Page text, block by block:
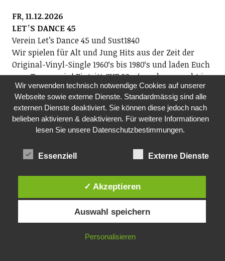
FR, 11.12.2026
LETʼS DANCE 45
Verein Letʼs Dance 45 und Sust1840
Wir spielen für Alt und Jung Hits aus der Zeit der
Original-Vinyl-Single 1960ʻs bis 1980ʻs und laden Euch
zum Tanzen ein! Eintritt CHF 20.- (epochengerecht in
bar).
20.00-00.00 Uhr, Sust 1840, Seestrasse 90, Wädenswil
MO, 14.12.2026
SHARED READING – AN WORTEN WACHSEN
Bibliothek Richterswil
Zusammen lassen wir uns von Geschichten und
tut. Niemand muss reden. Wer möchte, darf lesen.
Wer zuhört, gehört bereits dazu. Teilnahme
kostenlos. Anmeldung: shared-reading@gmx.ch.
www.bibliothek-richterswil.ch, www.wortwelten.ch
19.30 Uhr, Bibliothek Richterswil, Dorfstrasse 7
Wir verwenden technisch notwendige Cookies auf unserer
Webseite sowie externe Dienste. Standardmässig sind alle
externen Dienste deaktiviert. Sie können diese jedoch nach
belieben aktivieren & deaktivieren. Für weitere Informationen
lesen Sie unsere Datenschutzbestimmungen.
Essenziell Externe Dienste
✓ Akzeptieren
Auswahl speichern
Personalisieren